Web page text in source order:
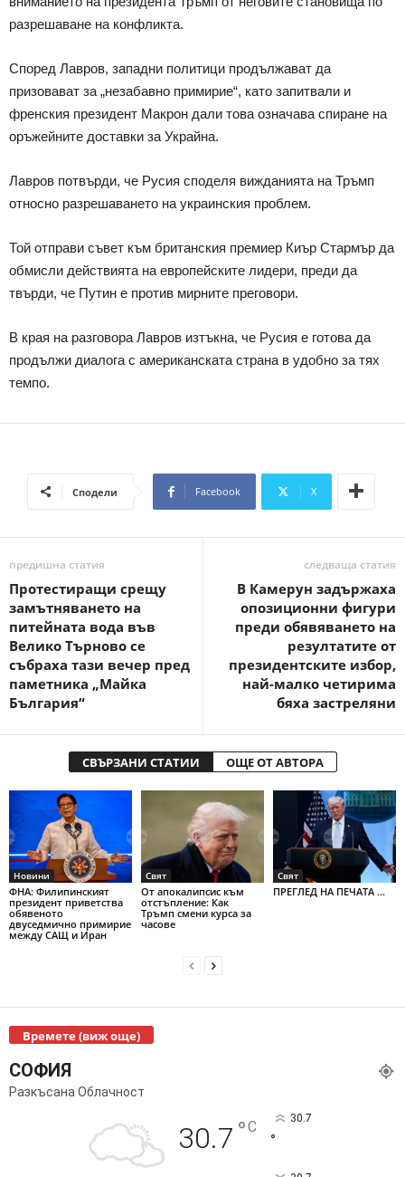
разрешаване на конфликта.
Според Лавров, западни политици продължават да
призовават за „незабавно примирие“, като запитвали и
френския президент Макрон дали това означава спиране на
оръжейните доставки за Украйна.
Лавров потвърди, че Русия споделя вижданията на Тръмп
относно разрешаването на украинския проблем.
Той отправи съвет към британския премиер Киър Стармър да
обмисли действията на европейските лидери, преди да
твърди, че Путин е против мирните преговори.
В края на разговора Лавров изтъкна, че Русия е готова да
продължи диалога с американската страна в удобно за тях
темпо.
Сподели Facebook X
предишна статия
Протестиращи срещу
замътняването на
питейната вода във
Велико Търново се
събраха тази вечер пред
паметника „Майка
България“
следваща статия
В Камерун задържаха
опозиционни фигури
преди обявяването на
резултатите от
президентските избор,
най-малко четирима
бяха застреляни
СВЪРЗАНИ СТАТИИ ОЩЕ ОТ АВТОРА
Новини
ФНА: Филипинският
президент приветства
обявеното
двуседмично примирие
между САЩ и Иран
Свят
От апокалипсис към
отстъпление: Как
Тръмп смени курса за
часове
Свят
ПРЕГЛЕД НА ПЕЧАТА ...
Времете (виж още)
СОФИЯ
Разкъсана Облачност
30.7 °C 30.7
°